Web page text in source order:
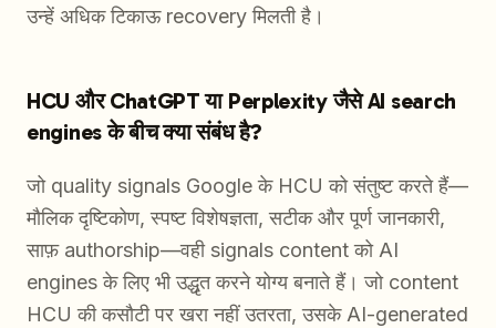
उन्हें अधिक टिकाऊ recovery मिलती है।
HCU और ChatGPT या Perplexity जैसे AI search
engines के बीच क्या संबंध है?
जो quality signals Google के HCU को संतुष्ट करते हैं—
मौलिक दृष्टिकोण, स्पष्ट विशेषज्ञता, सटीक और पूर्ण जानकारी,
साफ़ authorship—वही signals content को AI
engines के लिए भी उद्धृत करने योग्य बनाते हैं। जो content
HCU की कसौटी पर खरा नहीं उतरता, उसके AI-generated